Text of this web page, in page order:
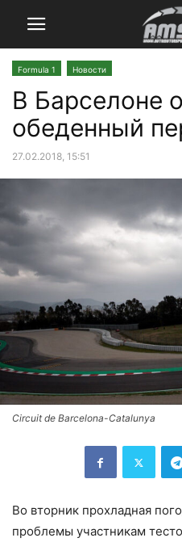
Formula 1 Новости
В Барселоне
обеденный
27.02.2018, 15:51
Circuit de Barcelona-Catalunya
Во вторник прохладная
проблемы участникам